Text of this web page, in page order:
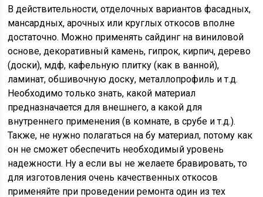
В действительности, отделочных вариантов фасадных,
мансардных, арочных или круглых откосов вполне
достаточно. Можно применять сайдинг на виниловой
основе, декоративный камень, гипрок, кирпич, дерево
(доски), мдф, кафельную плитку (как в ванной),
ламинат, обшивочную доску, металлопрофиль и т.д.
Необходимо только знать, какой материал
предназначается для внешнего, а какой для
внутреннего применения (в комнате, в срубе и т.д.).
Также, не нужно полагаться на бу материал, потому как
он не сможет обеспечить необходимый уровень
надежности. Ну а если вы не желаете бравировать, то
для изготовления очень качественных откосов
применяйте при проведении ремонта один из тех